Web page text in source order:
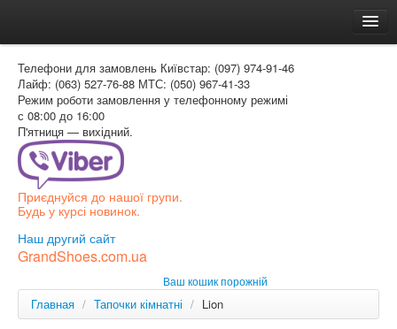
Доставка и оплата
Как заказать
Контакти
Таблиця розмірів
Вхід для покупця
РОС
Телефони для замовлень Київстар: (097) 974-91-46
Лайф: (063) 527-76-88 МТС: (050) 967-41-33
Режим роботи замовлення у телефонному режимі
с 08:00 до 16:00
П'ятниця — вихідний.
Приєднуйся до нашої групи.
Будь у курсі новинок.
Наш другий сайт
GrandShoes.com.ua
Ваш кошик порожній
Главная / Тапочки кімнатні / Lion